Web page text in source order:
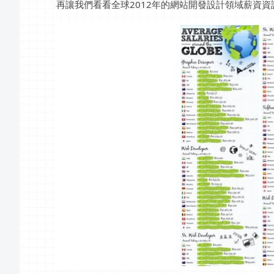
再讓我們看看全球2012年的網站開發設計領域薪資資